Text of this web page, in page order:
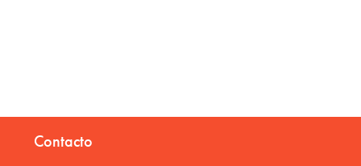
Contacto